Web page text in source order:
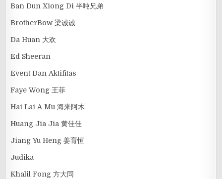
Ban Dun Xiong Di 半吨兄弟
BrotherBow 梁诚诚
Da Huan 大欢
Ed Sheeran
Event Dan Aktifitas
Faye Wong 王菲
Hai Lai A Mu 海来阿木
Huang Jia Jia 黄佳佳
Jiang Yu Heng 姜育恒
Judika
Khalil Fong 方大同